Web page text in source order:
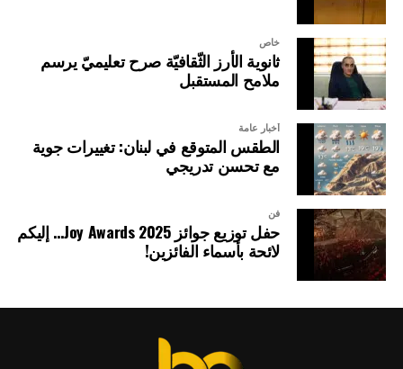
خاص
ثانوية الأرز الثّقافيّة صرح تعليميّ يرسم
ملامح المستقبل
أخبار عامة
الطقس المتوقع في لبنان: تغييرات جوية
مع تحسن تدريجي
فن
حفل توزيع جوائز Joy Awards 2025… إليكم
لائحة بأسماء الفائزين!